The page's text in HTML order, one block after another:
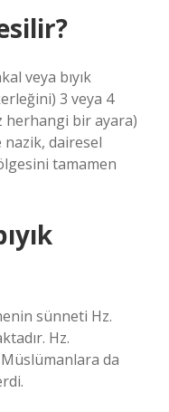
veya bıyık
3 veya 4
herhangi bir ayara)
dairesel
tamamen
sünneti Hz.
Hz.
Müslümanlara da